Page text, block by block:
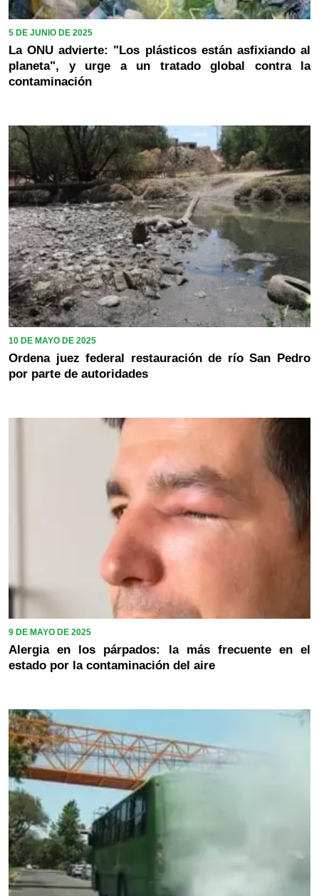
5 DE JUNIO DE 2025
La ONU advierte: "Los plásticos están asfixiando al
planeta", y urge a un tratado global contra la
contaminación
10 DE MAYO DE 2025
Ordena juez federal restauración de río San Pedro
por parte de autoridades
9 DE MAYO DE 2025
Alergia en los párpados: la más frecuente en el
estado por la contaminación del aire